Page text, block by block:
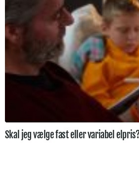
Skal jeg vælge fast eller variabel